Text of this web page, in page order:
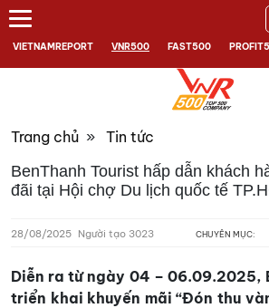
VIETNAMREPORT VNR500 FAST500
Trang chủ » Tin tức
BenThanh Tourist hấp dẫn khách
đãi tại Hội chợ Du lịch quốc tế
28/08/2025 Người tạo 3023 CHUYÊN MỤC:
Diễn ra từ ngày 04 – 06.09.2025,
triển khai khuyến mãi “Đón thu